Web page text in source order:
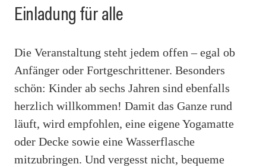
Einladung für alle
Die Veranstaltung steht jedem offen – egal ob
Anfänger oder Fortgeschrittener. Besonders
schön: Kinder ab sechs Jahren sind ebenfalls
herzlich willkommen! Damit das Ganze rund
läuft, wird empfohlen, eine eigene Yogamatte
oder Decke sowie eine Wasserflasche
mitzubringen. Und vergesst nicht, bequeme